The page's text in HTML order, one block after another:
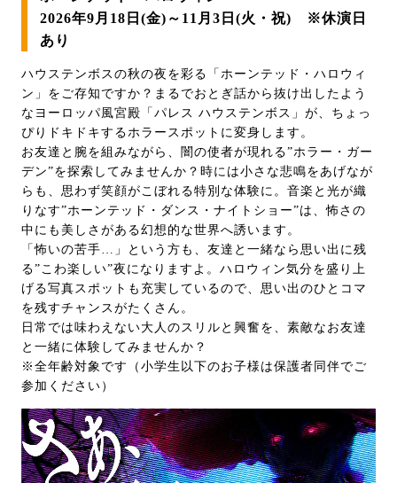
2026年9月18日(金)～11月3日(火・祝) ※休演日
あり
ハウステンボスの秋の夜を彩る「ホーンテッド・ハロウィ
ン」をご存知ですか？まるでおとぎ話から抜け出したよう
なヨーロッパ風宮殿「パレス ハウステンボス」が、ちょっ
ぴりドキドキするホラースポットに変身します。
お友達と腕を組みながら、闇の使者が現れる”ホラー・ガー
デン”を探索してみませんか？時には小さな悲鳴をあげなが
らも、思わず笑顔がこぼれる特別な体験に。音楽と光が織
りなす”ホーンテッド・ダンス・ナイトショー”は、怖さの
中にも美しさがある幻想的な世界へ誘います。
「怖いの苦手…」という方も、友達と一緒なら思い出に残
る”こわ楽しい”夜になりますよ。ハロウィン気分を盛り上
げる写真スポットも充実しているので、思い出のひとコマ
を残すチャンスがたくさん。
日常では味わえない大人のスリルと興奮を、素敵なお友達
と一緒に体験してみませんか？
※全年齢対象です（小学生以下のお子様は保護者同伴でご
参加ください）